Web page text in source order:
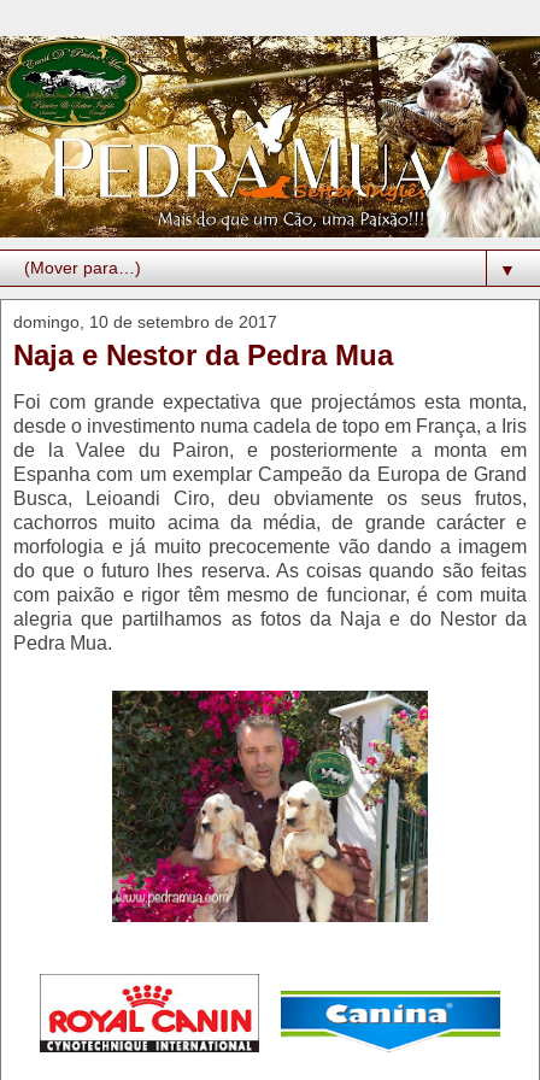
▼
domingo, 10 de setembro de 2017
Naja e Nestor da Pedra Mua
Foi com grande expectativa que projectámos esta monta,
desde o investimento numa cadela de topo em França, a Iris
de la Valee du Pairon, e posteriormente a monta em
Espanha com um exemplar Campeão da Europa de Grand
Busca, Leioandi Ciro, deu obviamente os seus frutos,
cachorros muito acima da média, de grande carácter e
morfologia e já muito precocemente vão dando a imagem
do que o futuro lhes reserva. As coisas quando são feitas
com paixão e rigor têm mesmo de funcionar, é com muita
alegria que partilhamos as fotos da Naja e do Nestor da
Pedra Mua.